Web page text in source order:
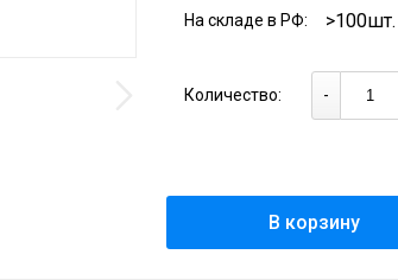
На складе в РФ: >100шт.
Количество: -
В корзину